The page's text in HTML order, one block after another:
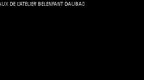
DE L'ATELIER BELENFANT DAUBAS